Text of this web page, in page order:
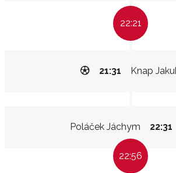
22:21
Knap
21:31
Poláček Jáchym 22:31
22:56